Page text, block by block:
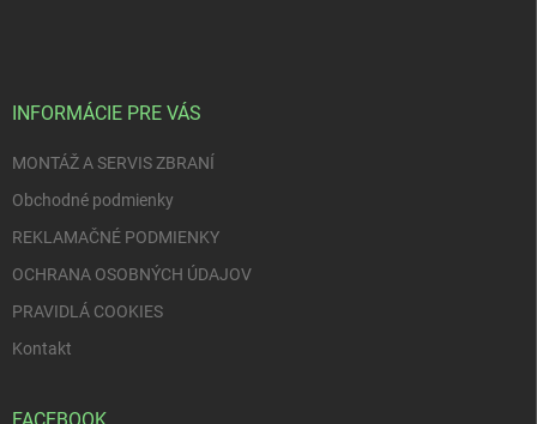
INFORMÁCIE PRE VÁS
MONTÁŽ A SERVIS ZBRANÍ
Obchodné podmienky
REKLAMAČNÉ PODMIENKY
OCHRANA OSOBNÝCH ÚDAJOV
PRAVIDLÁ COOKIES
Kontakt